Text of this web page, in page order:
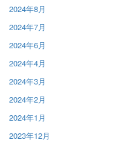
2024年8月
2024年7月
2024年6月
2024年4月
2024年3月
2024年2月
2024年1月
2023年12月